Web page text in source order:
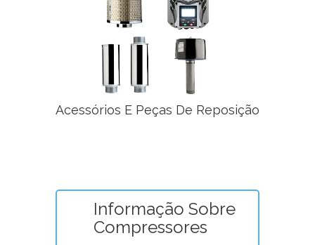
Acessórios E Peças De Reposição
Informação Sobre
Compressores